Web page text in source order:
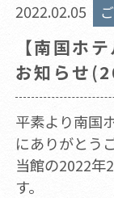
2022.02.05
【南国ホ
お知らせ
平素より南国
にありがとう
当館の2022年
す。